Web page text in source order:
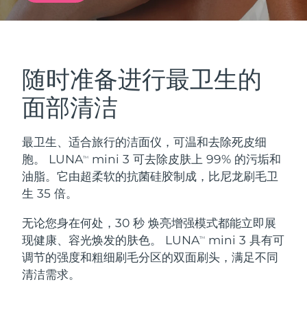
随时准备进行最卫生的
面部清洁
最卫生、适合旅行的洁面仪，可温和去除死皮细
胞。 LUNATM
mini 3 可去除皮肤上 99% 的污垢和
油脂。它由超柔软的抗菌硅胶制成，比尼龙刷毛卫
生 35 倍。
无论您身在何处，30 秒 焕亮增强模式都能立即展
现健康、容光焕发的肤色。 LUNATM
mini 3 具有可
调节的强度和粗细刷毛分区的双面刷头，满足不同
清洁需求。
红光疗法
LUNA™ 4 套装
Anti-aging massage
LUNA™ 4 Plus
Massage, LED heating
BEAR™ 2 套装
Microcurrent toning
BEAR™ 2 go
Microcurrent toning on-the-go
UFO™ 3 套装
Deep facial hydration
issa™ 4
Hybrid silicone sonic toothbrush
FAQ™ 抗老护理
奥地利 预计送达日期 8/10/26
巴林
比利时 预计送达日期 8/10/26
百慕大 预计送达日期 8/16/26
波斯尼亚和黑塞哥维那
文莱 预计送达日期8/15/26
保加利亚 预计送达日期8/10/26